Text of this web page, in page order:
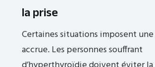
la prise
Certaines situations imposent
accrue. Les personnes souffrant